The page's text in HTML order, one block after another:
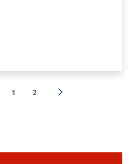
precedente
1 2 Successiva »